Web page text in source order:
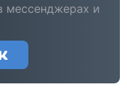
мессенджерах и